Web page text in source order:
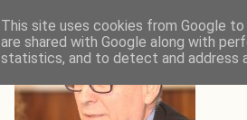
This site uses cookies from Google
are shared with Google along with
statistics, and to detect and address